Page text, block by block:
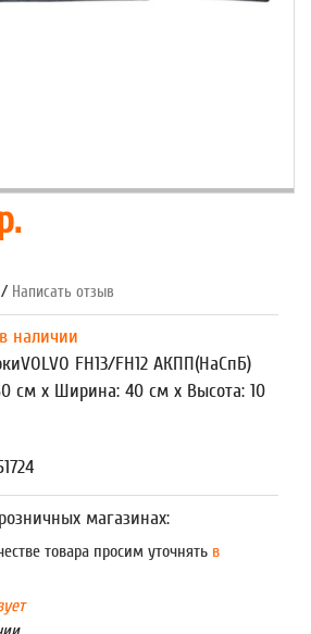
/ Написать отзыв
наличии
FH13/FH12 АКПП(НаСпБ)
см x Ширина: 40 см x Высота: 10
магазинах:
товара просим уточнять в